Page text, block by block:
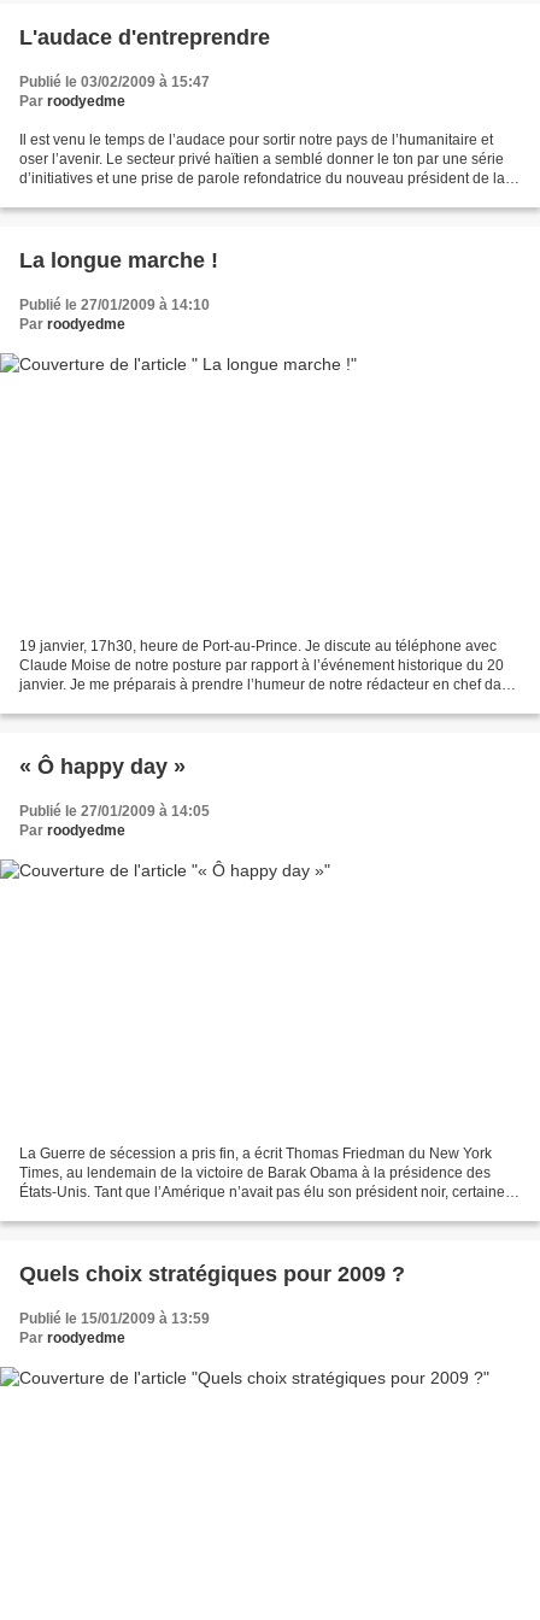
L'audace d'entreprendre
Publié le 03/02/2009 à 15:47
Par roodyedme
Il est venu le temps de l’audace pour sortir notre pays de l’humanitaire et
oser l’avenir. Le secteur privé haïtien a semblé donner le ton par une série
d’initiatives et une prise de parole refondatrice du nouveau président de la
La longue marche !
Publié le 27/01/2009 à 14:10
Par roodyedme
19 janvier, 17h30, heure de Port-au-Prince. Je discute au téléphone avec
Claude Moise de notre posture par rapport à l’événement historique du 20
janvier. Je me préparais à prendre l’humeur de notre rédacteur en chef dans
« Ô happy day »
Publié le 27/01/2009 à 14:05
Par roodyedme
La Guerre de sécession a pris fin, a écrit Thomas Friedman du New York
Times, au lendemain de la victoire de Barak Obama à la présidence des
États-Unis. Tant que l’Amérique n’avait pas élu son président noir, certaines
Quels choix stratégiques pour 2009 ?
Publié le 15/01/2009 à 13:59
Par roodyedme